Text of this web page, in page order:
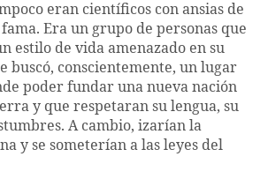
eran científicos con ansias de
Era un grupo de personas que
estilo de vida amenazado en su
buscó, conscientemente, un lugar
poder fundar una nueva nación
y que respetaran su lengua, su
A cambio, izarían la
y se someterían a las leyes del